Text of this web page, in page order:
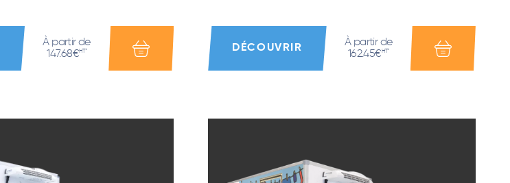
À partir de
147.68€HT* DÉCOUVRIR
À partir de
162.45€ HT*